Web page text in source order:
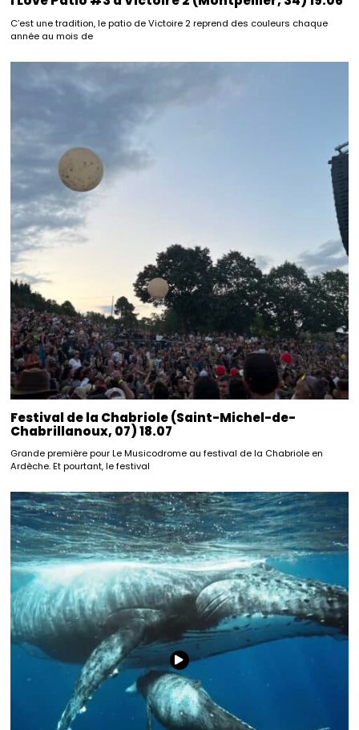
C’est une tradition, le patio de Victoire 2 reprend des couleurs chaque
année au mois de
Festival de la Chabriole (Saint-Michel-de-
Chabrillanoux, 07) 18.07
Grande première pour Le Musicodrome au festival de la Chabriole en
Ardèche. Et pourtant, le festival